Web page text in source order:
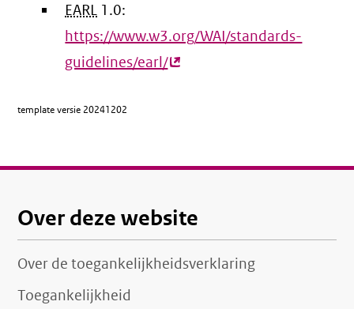
EARL 1.0:
https://www.w3.org/WAI/standards-
guidelines/earl/(externe
template versie 20241202
Over deze website
Over de toegankelijkheidsverklaring
Toegankelijkheid